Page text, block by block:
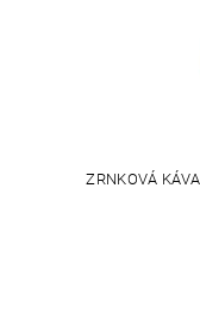
ZRNKOVÁ